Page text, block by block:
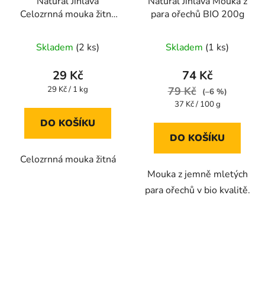
Celozrnná mouka žitná
Skladem (2 ks)
29 Kč
Měrná
29 Kč / 1 kg
DO KOŠÍKU
Celozrnná mouka žitná
para ořechů BIO 200g
Skladem (1 ks)
74 Kč
79 Kč
(–6 %)
Měrná
37 Kč / 100 g
DO KOŠÍKU
Mouka z jemně mletých
para ořechů v bio kvalitě.